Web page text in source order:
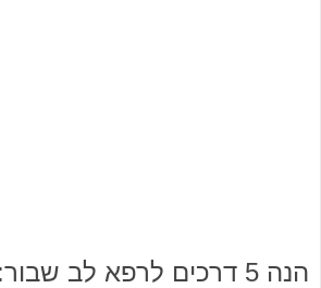
הנה 5 דרכים לרפא לב שבור: